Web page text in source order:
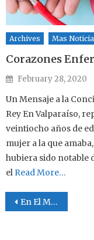
Archives Mas
Corazones
Posted on
February 28, 2020
Un Mensaje a la
Rey En Valparaíso,
veintiocho años de
mujer a la que
hubiera sido notable
el Read More…
Post
En El Mundial